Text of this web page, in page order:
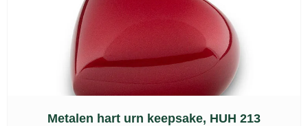
Metalen hart urn keepsake, HUH 213